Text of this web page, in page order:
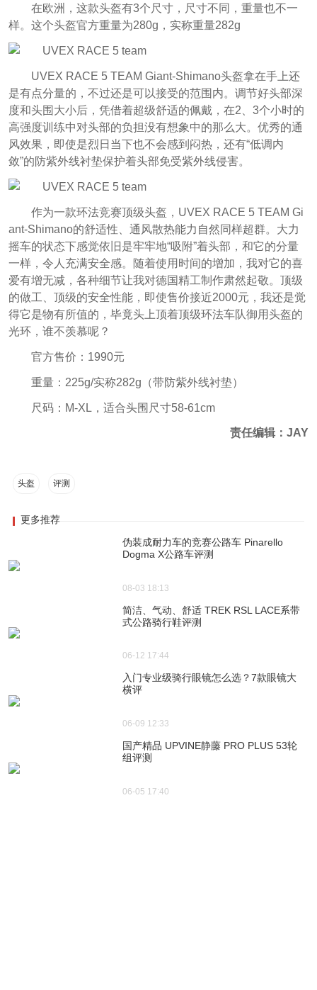
在欧洲，这款头盔有3个尺寸，尺寸不同，重量也不一
样。这个头盔官方重量为280g，实称重量282g
UVEX RACE 5 TEAM Giant-Shimano头盔拿在手上还
是有点分量的，不过还是可以接受的范围内。调节好头部深
度和头围大小后，凭借着超级舒适的佩戴，在2、3个小时的
高强度训练中对头部的负担没有想象中的那么大。优秀的通
风效果，即使是烈日当下也不会感到闷热，还有“低调内
敛”的防紫外线衬垫保护着头部免受紫外线侵害。
作为一款环法竞赛顶级头盔，UVEX RACE 5 TEAM Gi
ant-Shimano的舒适性、通风散热能力自然同样超群。大力
摇车的状态下感觉依旧是牢牢地“吸附”着头部，和它的分量
一样，令人充满安全感。随着使用时间的增加，我对它的喜
爱有增无减，各种细节让我对德国精工制作肃然起敬。顶级
的做工、顶级的安全性能，即使售价接近2000元，我还是觉
得它是物有所值的，毕竟头上顶着顶级环法车队御用头盔的
光环，谁不羡慕呢？
官方售价：1990元
重量：225g/实称282g（带防紫外线衬垫）
尺码：M-XL，适合头围尺寸58-61cm
责任编辑：JAY
头盔 评测
更多推荐
伪装成耐力车的竞赛公路车 Pinarello
Dogma X公路车评测
08-03 18:13
简洁、气动、舒适 TREK RSL LACE系带
式公路骑行鞋评测
06-12 17:44
入门专业级骑行眼镜怎么选？7款眼镜大
横评
06-09 12:33
国产精品 UPVINE静藤 PRO PLUS 53轮
组评测
06-05 17:40